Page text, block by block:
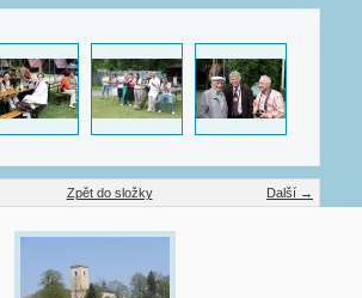
Další →
Zpět do složky